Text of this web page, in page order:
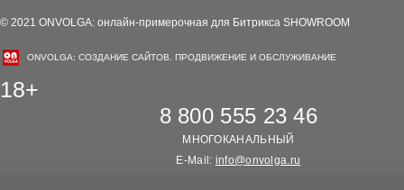
© 2021 ONVOLGA: онлайн-примерочная для Битрикса SHOWROOM
ONVOLGA: СОЗДАНИЕ САЙТОВ. ПРОДВИЖЕНИЕ И ОБСЛУЖИВАНИЕ
18+
8 800 555 23 46
МНОГОКАНАЛЬНЫЙ
E-Mail: info@onvolga.ru